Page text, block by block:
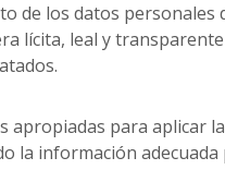
de los datos
lícita, leal y
para aplicar
la información